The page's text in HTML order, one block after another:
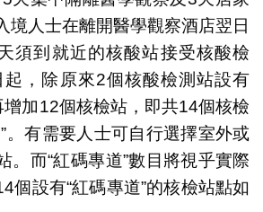
境人士在離開醫學觀察酒店翌日
須到就近的核酸站接受核酸檢
，除原來2個核酸檢測站設有
增加12個核檢站，即共14個核檢
。有需要人士可自行選擇室外或
。而“紅碼專道”數目將視乎實際
個設有“紅碼專道”的核檢站點如